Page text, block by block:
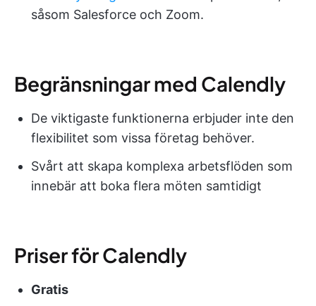
såsom Salesforce och Zoom.
Begränsningar med Calendly
De viktigaste funktionerna erbjuder inte den
flexibilitet som vissa företag behöver.
Svårt att skapa komplexa arbetsflöden som
innebär att boka flera möten samtidigt
Priser för Calendly
Gratis